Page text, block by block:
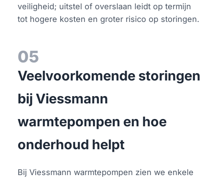
veiligheid; uitstel of overslaan leidt op termijn
tot hogere kosten en groter risico op storingen.
05
Veelvoorkomende storingen
bij Viessmann
warmtepompen en hoe
onderhoud helpt
Bij Viessmann warmtepompen zien we enkele